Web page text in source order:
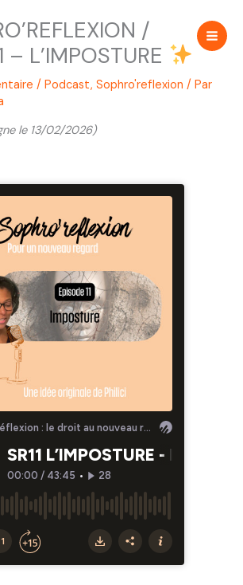
/
– L’IMPOSTURE
/Podcast,Sophro'reflexion / Par
le 13/02/2026)